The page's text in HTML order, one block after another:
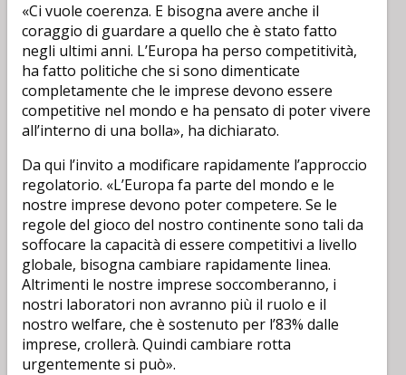
«Ci vuole coerenza. E bisogna avere anche il
coraggio di guardare a quello che è stato fatto
negli ultimi anni. L’Europa ha perso competitività,
ha fatto politiche che si sono dimenticate
completamente che le imprese devono essere
competitive nel mondo e ha pensato di poter vivere
all’interno di una bolla», ha dichiarato.
Da qui l’invito a modificare rapidamente l’approccio
regolatorio. «L’Europa fa parte del mondo e le
nostre imprese devono poter competere. Se le
regole del gioco del nostro continente sono tali da
soffocare la capacità di essere competitivi a livello
globale, bisogna cambiare rapidamente linea.
Altrimenti le nostre imprese soccomberanno, i
nostri laboratori non avranno più il ruolo e il
nostro welfare, che è sostenuto per l’83% dalle
imprese, crollerà. Quindi cambiare rotta
urgentemente si può».